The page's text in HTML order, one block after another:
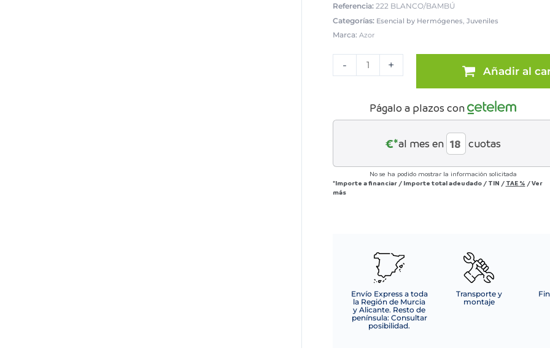
Referencia: 222 BLANCO/BAMBÚ
Categorías: Esencial by Hermógenes Juveniles
Marca: Azor
-
blanco/bambú
+ Añadir al
Págalo a plazos con
€*al mes en cuotas
No se ha podido mostrar la información solicitada
*Importe a financiar / Importe total adeudado / TIN / TAE % /Ver
más
Envío Express a toda
la Región de Murcia
y Alicante. Resto de
península: Consultar
posibilidad.
Transporte y
montaje